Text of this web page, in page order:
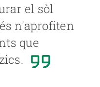
el sòl
n'aprofiten
que